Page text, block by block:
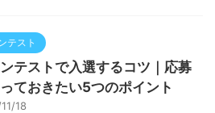
テスト
テストで入選するコツ｜応募
ておきたい5つのポイント
18